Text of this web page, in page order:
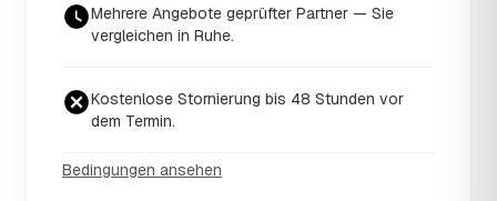
Mehrere Angebote geprüfter Partner — Sie
vergleichen in Ruhe.
Kostenlose Stornierung bis 48 Stunden vor
dem Termin.
Bedingungen ansehen